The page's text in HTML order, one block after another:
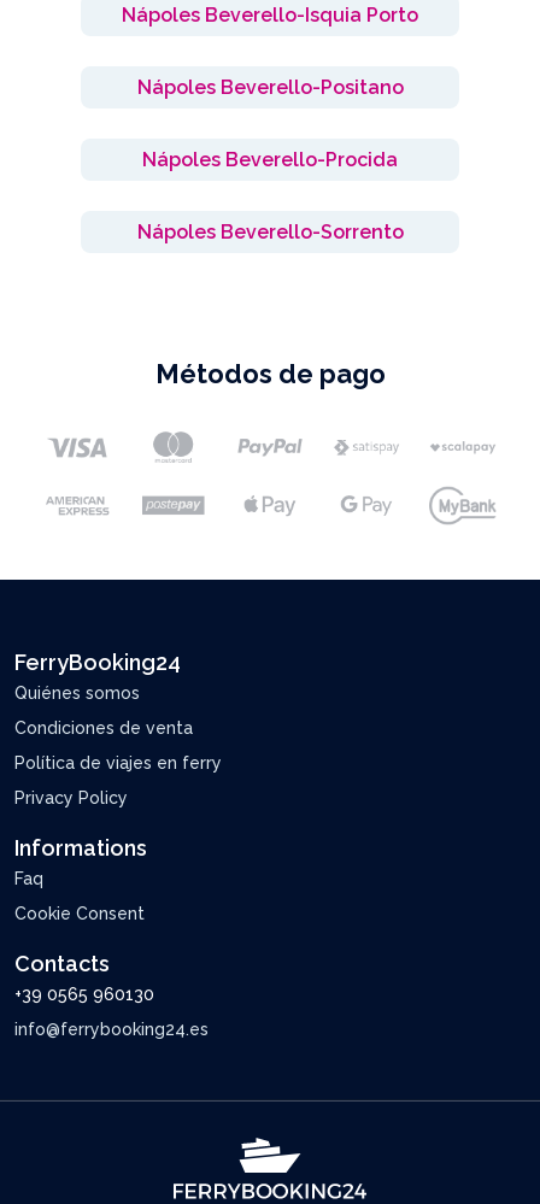
Nápoles Beverello-Isquia Porto
Nápoles Beverello-Positano
Nápoles Beverello-Procida
Nápoles Beverello-Sorrento
Métodos de pago
FerryBooking24
Quiénes somos
Condiciones de venta
Política de viajes en ferry
Privacy Policy
Informations
Faq
Cookie Consent
Contacts
+39 0565 960130
info@ferrybooking24.es